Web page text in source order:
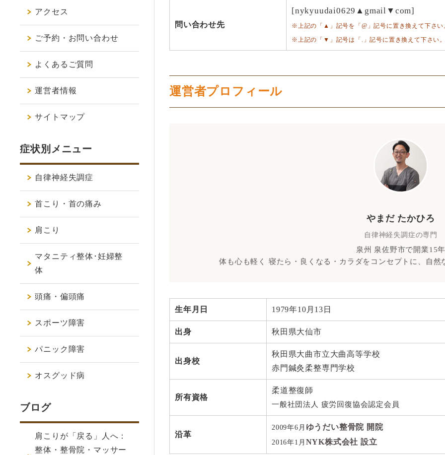
問い合わせ先
[nykyuudai0629▲gmail▼com]
※上記の「▲」記号を「@」記号に置き換えて下さい
※上記の「▼」記号は「.」記号に置き換えて下さい
運営者プロフィール
やまだ たかひろ
自律神経失調症の専門
泉州 泉佐野市で開業15
体も心も軽く 寝たら・良くなる・カラダをコンセプトに、自
生年月日 1979年10月13日
出身 秋田県大仙市
出身校
秋田県大曲市立大曲高等学校
赤門鍼灸柔整専門学校
所有資格
柔道整復師
一般社団法人 疲労回復協会認定会員
沿革
2009年6月 ゆうだい整骨院 開院
2016年1月 NYK株式会社 設立
アクセス
ご予約・お問い合わせ
よくあるご質問
運営者情報
サイトマップ
症状別メニュー
自律神経失調症
首こり・首の痛み
肩こり
マタニティ整体･妊婦整
体
頭痛・偏頭痛
スポーツ障害
パニック障害
オスグッド病
ブログ
肩こりが「戻る」人へ：
整体・整骨院・マッサー